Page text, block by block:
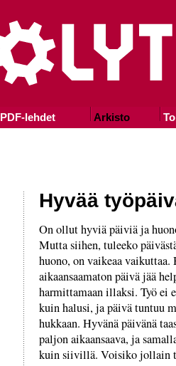
PDF-lehdet Arkisto
Hyvää
On ollut hyviä päiviä ja
Mutta siihen, tuleeko
huono, on vaikeaa vaikuttaa.
aikaansaamaton päivä jää
harmittamaan illaksi. Työ ei
kuin halusi, ja päivä tuntuu
hukkaan. Hyvänä päivänä
paljon aikaansaava, ja
kuin siivillä. Voisiko jollain